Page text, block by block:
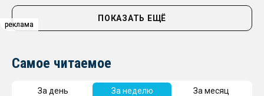
реклама
реклама
реклама
ПОКАЗАТЬ ЕЩЁ
Самое читаемое
За день За неделю За месяц